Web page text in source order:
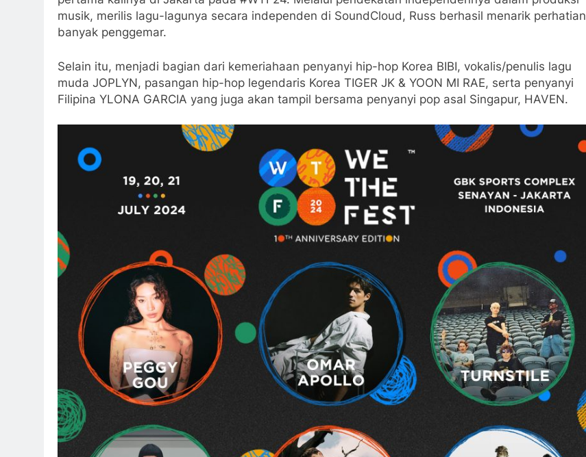
musik, merilis lagu-lagunya secara independen di SoundCloud, Russ berhasil menarik perhatian
banyak penggemar.
Selain itu, menjadi bagian dari kemeriahaan penyanyi hip-hop Korea BIBI, vokalis/penulis lagu
muda JOPLYN, pasangan hip-hop legendaris Korea TIGER JK & YOON MI RAE, serta penyanyi
Filipina YLONA GARCIA yang juga akan tampil bersama penyanyi pop asal Singapur, HAVEN.